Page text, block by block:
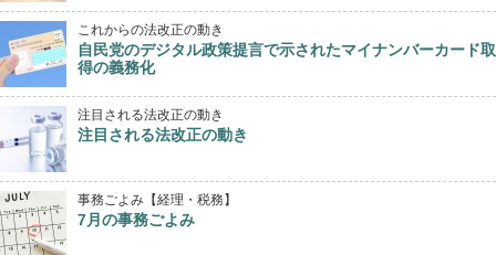
これからの法改正の動き
自民党のデジタル政策提言で示されたマイナンバーカード取
得の義務化
注目される法改正の動き
注目される法改正の動き
事務ごよみ【経理・税務】
7月の事務ごよみ